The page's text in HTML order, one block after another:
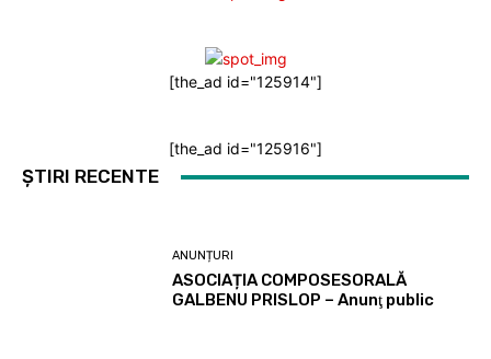
[the_ad id="125914"]
[the_ad id="125916"]
ȘTIRI RECENTE
ANUNȚURI
ASOCIAȚIA COMPOSESORALĂ
GALBENU PRISLOP – Anunţ public